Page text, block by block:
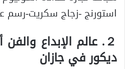
استورنج -زجاج سكريت-رسم
２. عالم الإبداع
ديكور في جازان